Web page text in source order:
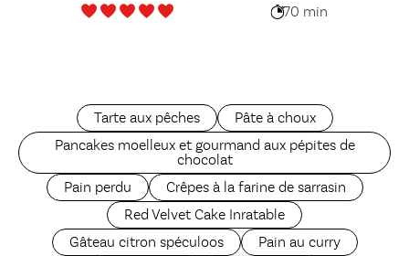
70 min
Tarte aux pêches
Pâte à choux
Pancakes moelleux et gourmand aux pépites de
chocolat
Pain perdu
Crêpes à la farine de sarrasin
Red Velvet Cake Inratable
Gâteau citron spéculoos
Pain au curry